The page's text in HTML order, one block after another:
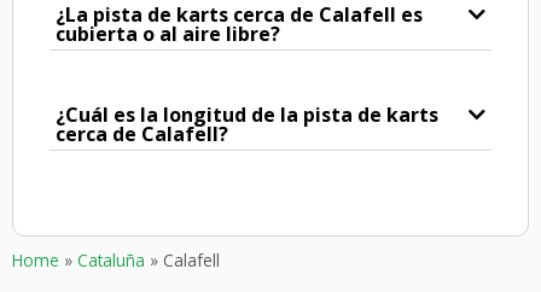
¿La pista de karts cerca de Calafell es
cubierta o al aire libre?
¿Cuál es la longitud de la pista de karts
cerca de Calafell?
Home » Cataluña » Calafell